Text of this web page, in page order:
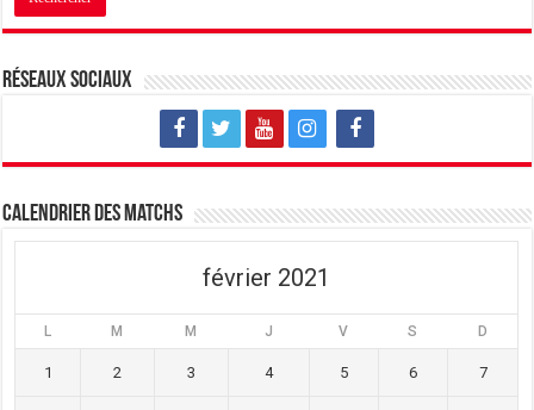
Réseaux sociaux
Calendrier des matchs
février 2021
L M M J V S D
1 2 3 4 5 6 7